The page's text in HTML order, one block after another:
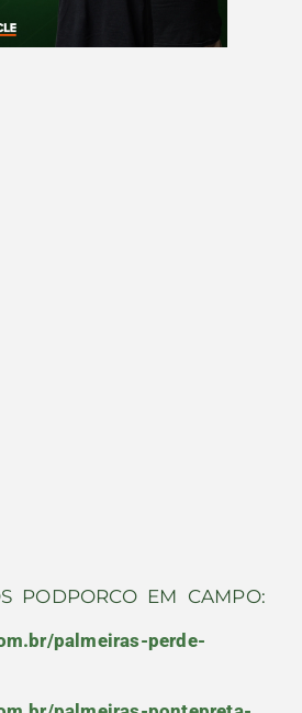
PODPORCO EM CAMPO:
palmeiras-perde-